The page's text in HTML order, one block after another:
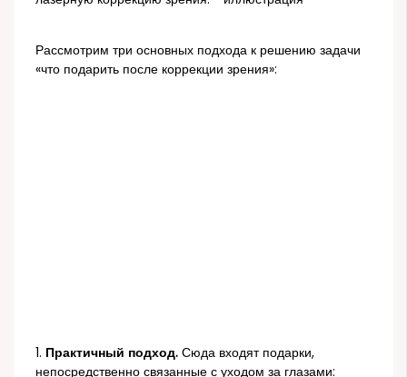
Рассмотрим три основных подхода к решению задачи
«что подарить после коррекции зрения»:
1. Практичный подход. Сюда входят подарки,
непосредственно связанные с уходом за глазами: